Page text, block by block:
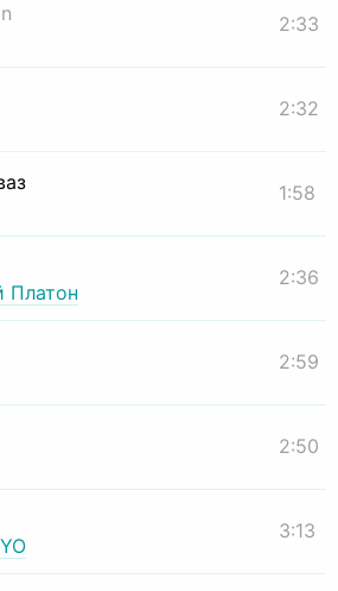
2:33
2:32
1:58
Платон
2:36
2:59
2:50
3:13